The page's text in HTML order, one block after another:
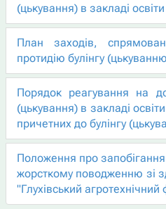
(цькування) в закладі освіти
План заходів,
протидію булінгу
Порядок реагування на
(цькування) в закладі
причетних до булінгу
Положення про запобігання
жорсткому поводженню зі
"Глухівський